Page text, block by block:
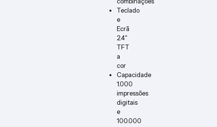
Teclado
e
Ecrã
2.4″
TFT
a
cor
Capacidade
1.000
impressões
digitais
e
100.000